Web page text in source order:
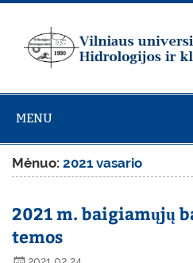
Skip
MENU
Mėnuo:2021 vasario
2021 m. baigiamųjų
temos